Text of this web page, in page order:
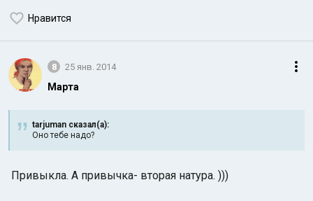
Нравится
8 25 янв. 2014
Марта
tarjuman сказал(а):
Оно тебе надо?
Привыкла. А привычка- вторая натура. )))